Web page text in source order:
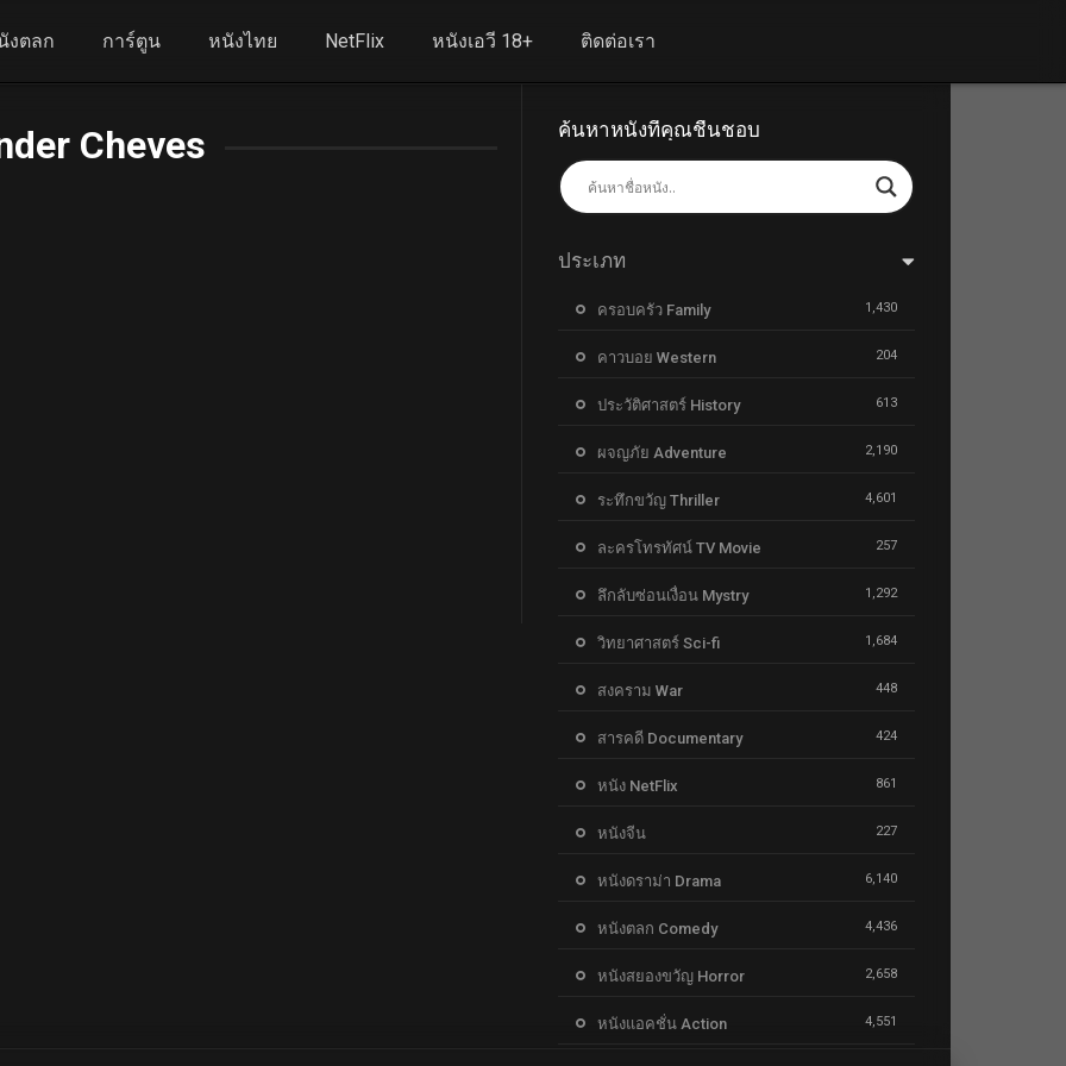
งตลก การ์ตูน หนังไทย NetFlix หนังเอวี 18+ ติดต่อเรา
Cheves ค้นหาหนังที่คุณชื่นชอบ
ประเภท
ครอบครัว Family 1,430
คาวบอย Western 204
ประวัติศาสตร์ History 613
ผจญภัย Adventure 2,190
ระทึกขวัญ Thriller 4,601
ละครโทรทัศน์ TV Movie 257
ลึกลับซ่อนเงื่อน Mystry 1,292
วิทยาศาสตร์ Sci-fi 1,684
สงคราม War 448
สารคดี Documentary 424
หนัง NetFlix 861
หนังจีน 227
หนังดราม่า Drama 6,140
หนังตลก Comedy 4,436
หนังสยองขวัญ Horror 2,658
หนังแอคชั่น Action 4,551